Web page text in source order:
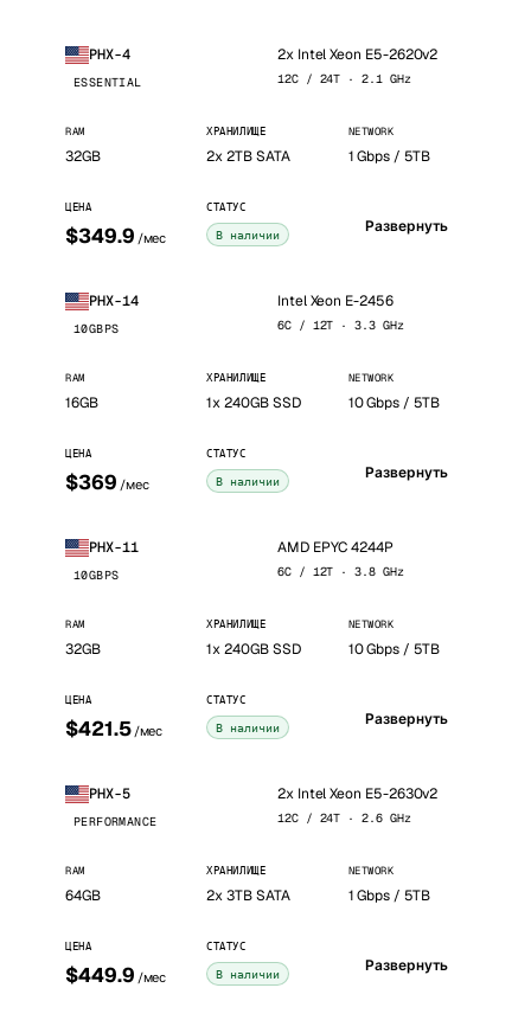
PHX-4
ESSENTIAL
2x Intel Xeon E5-2620v2
12C / 24T · 2.1 GHz
RAM
32GB
ХРАНИЛИЩЕ
2x 2TB SATA
NETWORK
1 Gbps / 5TB
ЦЕНА
$349.9 /мес
СТАТУС
В наличии Развернуть
PHX-14
10GBPS
Intel Xeon E-2456
6C / 12T · 3.3 GHz
RAM
16GB
ХРАНИЛИЩЕ
1x 240GB SSD
NETWORK
10 Gbps / 5TB
ЦЕНА
$369 /мес
СТАТУС
В наличии Развернуть
PHX-11
10GBPS
AMD EPYC 4244P
6C / 12T · 3.8 GHz
RAM
32GB
ХРАНИЛИЩЕ
1x 240GB SSD
NETWORK
10 Gbps / 5TB
ЦЕНА
$421.5 /мес
СТАТУС
В наличии Развернуть
PHX-5
PERFORMANCE
2x Intel Xeon E5-2630v2
12C / 24T · 2.6 GHz
RAM
64GB
ХРАНИЛИЩЕ
2x 3TB SATA
NETWORK
1 Gbps / 5TB
ЦЕНА
$449.9 /мес
СТАТУС
В наличии Развернуть